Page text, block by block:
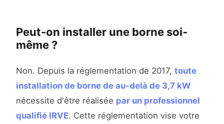
Peut-on installer une borne soi-
même ?
Non. Depuis la réglementation de 2017, toute
installation de borne de au-delà de 3,7 kW
nécessite d'être réalisée par un professionnel
qualifié IRVE. Cette réglementation vise votre